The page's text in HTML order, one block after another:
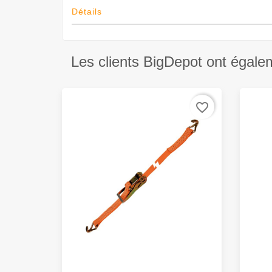
Détails
Les clients BigDepot ont
favorite_border